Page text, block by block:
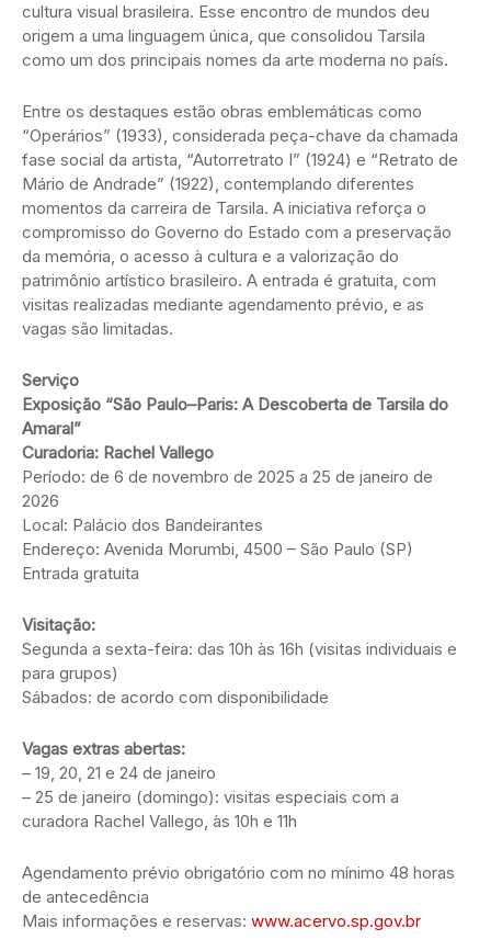
cultura visual brasileira. Esse encontro de mundos deu
origem a uma linguagem única, que consolidou Tarsila
como um dos principais nomes da arte moderna no país.
Entre os destaques estão obras emblemáticas como
“Operários” (1933), considerada peça-chave da chamada
fase social da artista, “Autorretrato I” (1924) e “Retrato de
Mário de Andrade” (1922), contemplando diferentes
momentos da carreira de Tarsila. A iniciativa reforça o
compromisso do Governo do Estado com a preservação
da memória, o acesso à cultura e a valorização do
patrimônio artístico brasileiro. A entrada é gratuita, com
visitas realizadas mediante agendamento prévio, e as
vagas são limitadas.
Serviço
Exposição “São Paulo–Paris: A Descoberta de Tarsila do
Amaral”
Curadoria: Rachel Vallego
Período: de 6 de novembro de 2025 a 25 de janeiro de
2026
Local: Palácio dos Bandeirantes
Endereço: Avenida Morumbi, 4500 – São Paulo (SP)
Entrada gratuita
Visitação:
Segunda a sexta-feira: das 10h às 16h (visitas individuais e
para grupos)
Sábados: de acordo com disponibilidade
Vagas extras abertas:
– 19, 20, 21 e 24 de janeiro
– 25 de janeiro (domingo): visitas especiais com a
curadora Rachel Vallego, às 10h e 11h
Agendamento prévio obrigatório com no mínimo 48 horas
de antecedência
Mais informações e reservas: www.acervo.sp.gov.br